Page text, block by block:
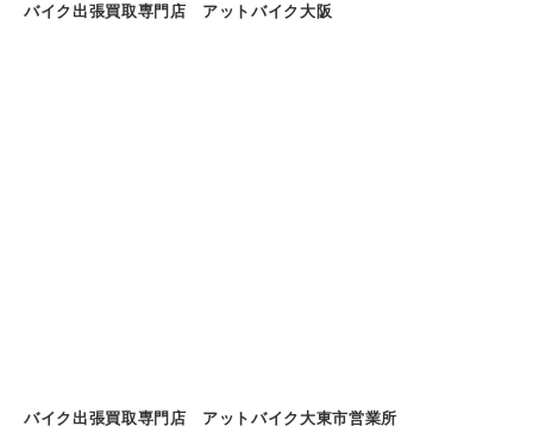
バイク出張買取専門店 アットバイク大阪
バイク出張買取専門店 アットバイク大東市営業所